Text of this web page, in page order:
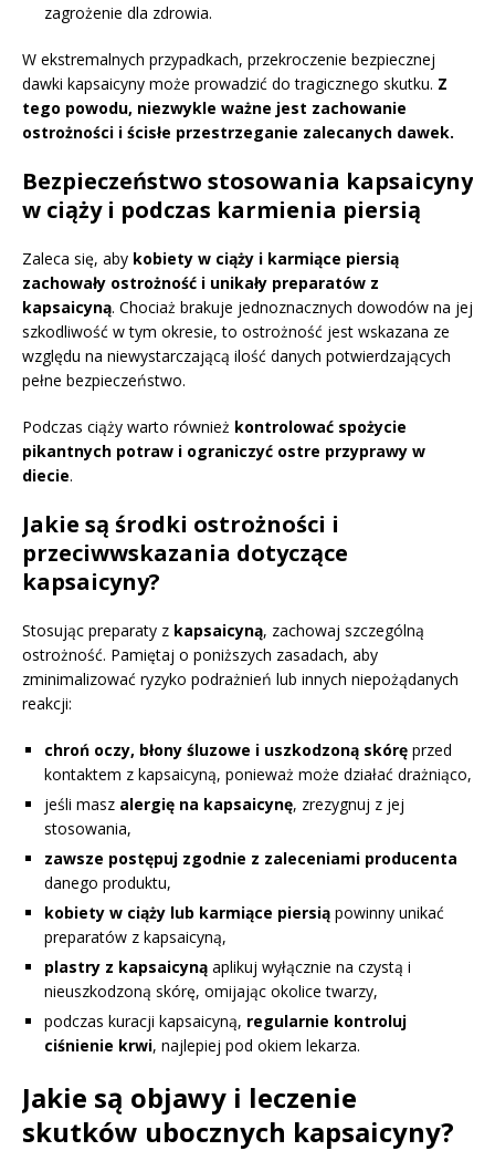
zagrożenie dla zdrowia.
W ekstremalnych przypadkach, przekroczenie bezpiecznej
dawki kapsaicyny może prowadzić do tragicznego skutku. Z
tego powodu, niezwykle ważne jest zachowanie
ostrożności i ścisłe przestrzeganie zalecanych dawek.
Bezpieczeństwo stosowania kapsaicyny
w ciąży i podczas karmienia piersią
Zaleca się, aby kobiety w ciąży i karmiące piersią
zachowały ostrożność i unikały preparatów z
kapsaicyną. Chociaż brakuje jednoznacznych dowodów na jej
szkodliwość w tym okresie, to ostrożność jest wskazana ze
względu na niewystarczającą ilość danych potwierdzających
pełne bezpieczeństwo.
Podczas ciąży warto również kontrolować spożycie
pikantnych potraw i ograniczyć ostre przyprawy w
diecie.
Jakie są środki ostrożności i
przeciwwskazania dotyczące
kapsaicyny?
Stosując preparaty z kapsaicyną, zachowaj szczególną
ostrożność. Pamiętaj o poniższych zasadach, aby
zminimalizować ryzyko podrażnień lub innych niepożądanych
reakcji:
chroń oczy, błony śluzowe i uszkodzoną skórę przed
kontaktem z kapsaicyną, ponieważ może działać drażniąco,
jeśli masz alergię na kapsaicynę, zrezygnuj z jej
stosowania,
zawsze postępuj zgodnie z zaleceniami producenta
danego produktu,
kobiety w ciąży lub karmiące piersią powinny unikać
preparatów z kapsaicyną,
plastry z kapsaicyną aplikuj wyłącznie na czystą i
nieuszkodzoną skórę, omijając okolice twarzy,
podczas kuracji kapsaicyną, regularnie kontroluj
ciśnienie krwi, najlepiej pod okiem lekarza.
Jakie są objawy i leczenie
skutków ubocznych kapsaicyny?